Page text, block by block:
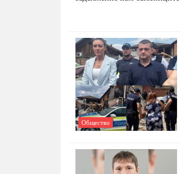
Общество